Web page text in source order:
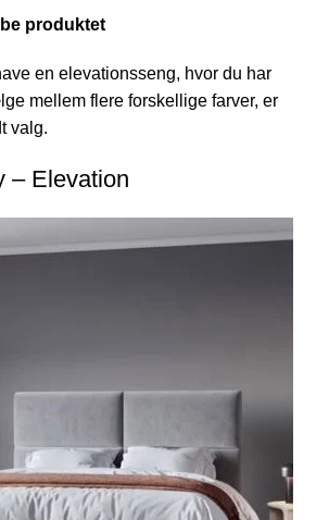
produktet
en elevationsseng, hvor du har
mellem flere forskellige farver, er
valg.
– Elevation